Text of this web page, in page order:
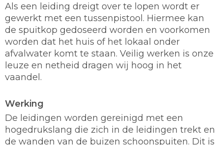
Als een leiding dreigt over te lopen wordt er
gewerkt met een tussenpistool. Hiermee kan
de spuitkop gedoseerd worden en voorkomen
worden dat het huis of het lokaal onder
afvalwater komt te staan. Veilig werken is onze
leuze en netheid dragen wij hoog in het
vaandel.
Werking
De leidingen worden gereinigd met een
hogedrukslang die zich in de leidingen trekt en
de wanden van de buizen schoonspuiten. Dit is